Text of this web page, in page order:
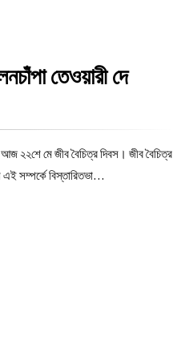
তেওয়ারী দে
আজ ২২শে মে জীব বৈচিত্র দিবস। জীব বৈচিত্র
সম্পর্কে বিস্তারিতভা…